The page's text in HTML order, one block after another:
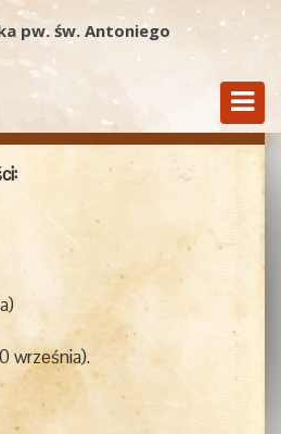
pw. św. Antoniego
września).